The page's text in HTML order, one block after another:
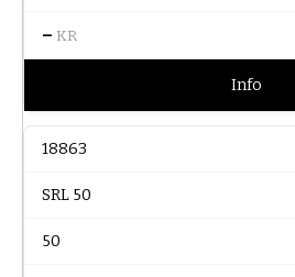
– KR
Info
18863
SRL 50
50